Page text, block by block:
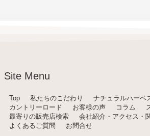
Site Menu
Top 私たちのこだわり
ナチュラルハーベ
カントリーロード
お客様の声 コラム
最寄りの販売店検索
会社紹介・アクセス・
よくあるご質問
お問合せ